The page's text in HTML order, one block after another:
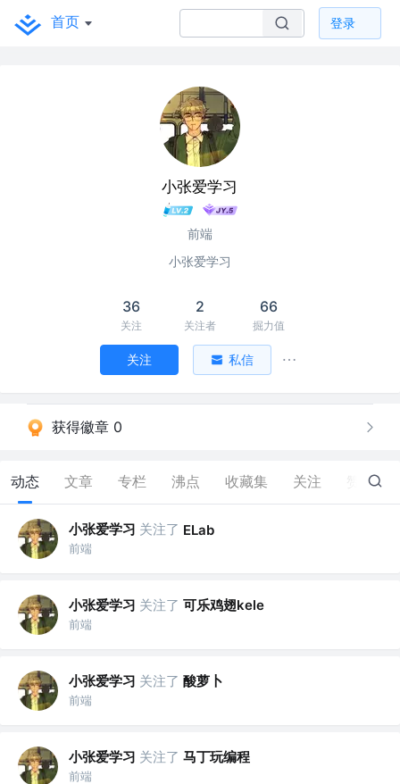
首页 登录
小张爱学习
前端
小张爱学习
36
关注
2
关注者
66
掘力值
关注 私信
获得徽章 0
动态 文章 专栏 沸点 收藏集 关注 10
小张爱学习 关注了 ELab
前端
小张爱学习 关注了 可乐鸡翅kele
前端
小张爱学习 关注了 酸萝卜
前端
小张爱学习 关注了 马丁玩编程
前端